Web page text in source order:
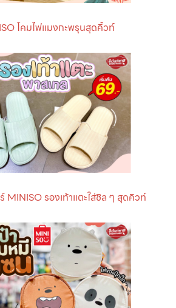
โคมไฟแมงกะพรุนสุดคิ้วท์
MINISO รองเท้าแตะใส่ชิล ๆ สุดคิวท์